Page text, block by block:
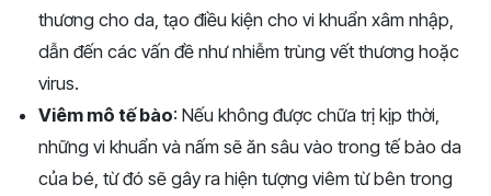
thương cho da, tạo điều kiện cho vi khuẩn xâm nhập,
dẫn đến các vấn đề như nhiễm trùng vết thương hoặc
virus.
Viêm mô tế bào: Nếu không được chữa trị kịp thời,
những vi khuẩn và nấm sẽ ăn sâu vào trong tế bào da
của bé, từ đó sẽ gây ra hiện tượng viêm từ bên trong